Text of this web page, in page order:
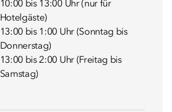
10:00 bis 13:00 Uhr (nur für
Hotelgäste)
13:00 bis 1:00 Uhr (Sonntag bis
Donnerstag)
13:00 bis 2:00 Uhr (Freitag bis
Samstag)